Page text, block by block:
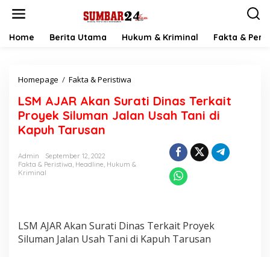
Home Berita Utama Hukum & Kriminal Fakta &
Homepage / Fakta & Peristiwa
M
A
J
k
a
t
LSM AJAR Akan Surati Dinas Terkait
Proyek Siluman Jalan Usah Tani di
Kapuh Tarusan
Admin
September 12, 2022
Fakta & Peristiwa, Headline, Hukum &
Kriminal
LSM AJAR Akan Surati Dinas Terkait Proyek
Siluman Jalan Usah Tani di Kapuh Tarusan